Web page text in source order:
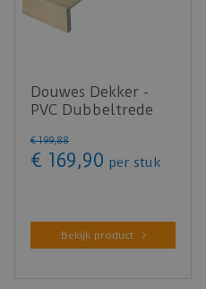
Douwes Dekker -
PVC Dubbeltrede
150x61cm…
€ 199,88
€ 169,90 per stuk
Bekijk product